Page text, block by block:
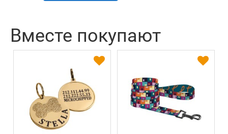
Вместе покупают